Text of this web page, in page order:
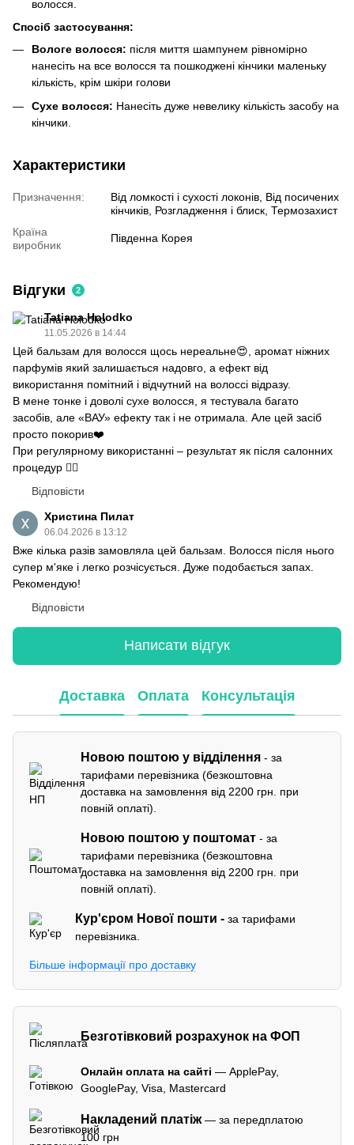
волосся.
Спосіб застосування:
Вологе волосся: після миття шампунем рівномірно
нанесіть на все волосся та пошкоджені кінчики маленьку
кількість, крім шкіри голови
Сухе волосся: Нанесіть дуже невелику кількість засобу на
кінчики.
Характеристики
Призначення:
Від ломкості і сухості локонів, Від посичених
кінчиків, Розгладження і блиск, Термозахист
Країна
виробник
Південна Корея
Відгуки 2
Tatiana Holodko
11.05.2026 в 14:44
Цей бальзам для волосся щось нереальне😍, аромат ніжних
парфумів який залишається надовго, а ефект від
використання помітний і відчутний на волоссі відразу.
В мене тонке і доволі сухе волосся, я тестувала багато
засобів, але «ВАУ» ефекту так і не отримала. Але цей засіб
просто покорив❤️
При регулярному використанні – результат як після салонних
процедур 👌🏻
Відповісти
Христина Пилат
06.04.2026 в 13:12
Вже кілька разів замовляла цей бальзам. Волосся після нього
супер м'яке і легко розчісується. Дуже подобається запах.
Рекомендую!
Відповісти
Написати відгук
Доставка Оплата Консультація
Новою поштою у відділення - за
тарифами перевізника (безкоштовна
доставка на замовлення від 2200 грн. при
повній оплаті).
Новою поштою у поштомат - за
тарифами перевізника (безкоштовна
доставка на замовлення від 2200 грн. при
повній оплаті).
Кур'єром Нової пошти -за тарифами
перевізника.
Більше інформації про доставку
Безготівковий розрахунок на ФОП
Онлайн оплата на сайті — ApplePay,
GooglePay, Visa, Mastercard
Накладений платіж— за передплатою
100 грн